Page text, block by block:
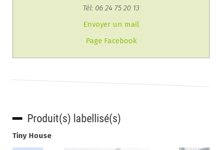
Tél: 06 24 75 20 13
Envoyer un mail
Page Facebook
Produit(s) labellisé(s)
Tiny House